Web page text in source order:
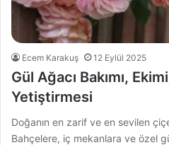
Ecem Karakuş 12 Eylül 2025
Gül Ağacı Bakımı,
Yetiştirmesi
Doğanın en zarif ve en sevilen
Bahçelere, iç mekanlara ve özel